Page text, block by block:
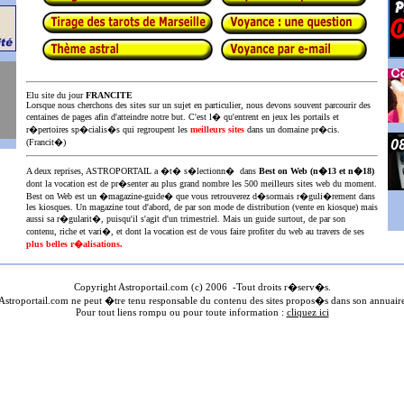
Elu site du jourFRANCITE
Lorsque nous cherchons des sites sur un sujet en particulier, nous devons souvent parcourir des
centaines de pages afin d'atteindre notre but. C'est l� qu'entrent en jeux les portails et
r�pertoires sp�cialis�s qui regroupent les meilleurs sites dans un domaine pr�cis.
(Francit�)
A deux reprises, ASTROPORTAIL a �t� s�lectionn� dans Best on Web (n�13 et n�18)
dont la vocation est de pr�senter au plus grand nombre les 500 meilleurs sites web du moment.
Best on Web est un �magazine-guide� que vous retrouverez d�sormais r�guli�rement dans
les kiosques. Un magazine tout d'abord, de par son mode de distribution (vente en kiosque) mais
aussi sa r�gularit�, puisqu'il s'agit d'un trimestriel. Mais un guide surtout, de par son
contenu, riche et vari�, et dont la vocation est de vous faire profiter du web au travers de ses
plus belles r�alisations.
Copyright Astroportail.com (c) 2006 -Tout droits r�serv�s.
ne peut �tre tenu responsable du contenu des sites propos�s dans son
Pour tout liens rompu ou pour toute information : cliquez ici